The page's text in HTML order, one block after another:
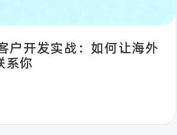
户开发实战：如何让海外
系你